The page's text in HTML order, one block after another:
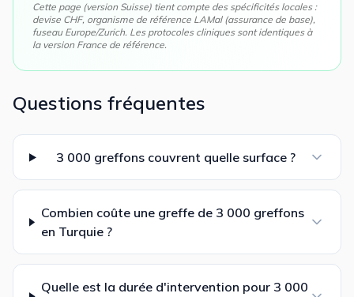
Cette page (version Suisse) tient compte des spécificités locales :
devise CHF, organisme de référence LAMal (assurance de base),
fuseau Europe/Zurich. Les protocoles cliniques sont identiques à
la version France de référence.
Questions fréquentes
3 000 greffons couvrent quelle surface ?
Combien coûte une greffe de 3 000 greffons
en Turquie ?
Quelle est la durée d'intervention pour 3 000